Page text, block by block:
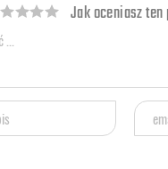
Jak oceniasz ten